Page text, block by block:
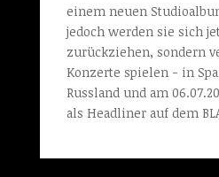
einem neuen
jedoch werden sie sich
zurückziehen, sondern
Konzerte spielen - in
Russland und am
als Headliner auf dem